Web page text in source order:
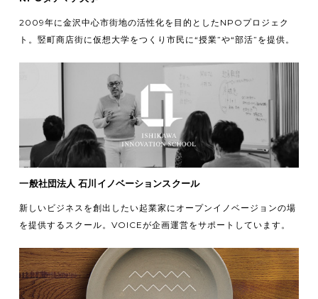
2009年に金沢中心市街地の活性化を目的としたNPOプロジェク
ト。竪町商店街に仮想大学をつくり市民に“授業”や“部活”を提供。
一般社団法人 石川イノベーションスクール
新しいビジネスを創出したい起業家にオープンイノベージョンの場
を提供するスクール。VOICEが企画運営をサポートしています。